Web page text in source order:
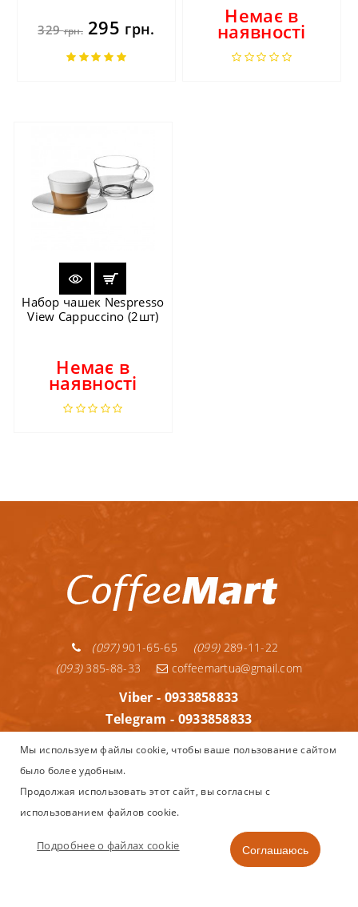
329грн.295 грн.
Немає в
наявності
Набор чашек Nespresso
View Cappuccino (2шт)
Немає в
наявності
(097)901-65-65 (099)289-11-22
(093)385-88-33 coffeemartua@gmail.com
Viber - 0933858833
Telegram - 0933858833
WhatsApp - 0933858833
Информация
Copyright © 2013–2025Coffeemart.com.ua - интернет магазин
Nespresso, капсульного и зернового кофе, кофеварок и
аксессуаров в Украине.
Мы используем файлы cookie, чтобы ваше пользование сайтом
было более удобным.
Продолжая использовать этот сайт, вы согласны с
использованием файлов cookie.
Подробнее о файлах cookie Соглашаюсь